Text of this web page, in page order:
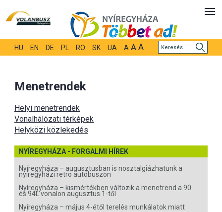
HU EN DE PL RO SK UA A A A
Menetrendek
Helyi menetrendek
Vonalhálózati térképek
Helyközi közlekedés
NYÍREGYHÁZA - FORGALMI HÍREK
Nyíregyháza – augusztusban is nosztalgiázhatunk a
nyíregyházi retro autóbuszon
Nyíregyháza – kismértékben változik a menetrend a 90
és 94L vonalon augusztus 1-től
Nyíregyháza – május 4-étől terelés munkálatok miatt